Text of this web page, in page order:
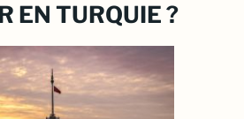
EN TURQUIE ?